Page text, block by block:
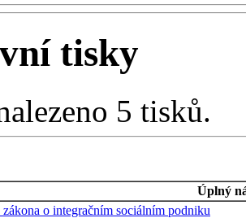
tisky
5 tisků.
Úplný
o integračním sociálním podniku